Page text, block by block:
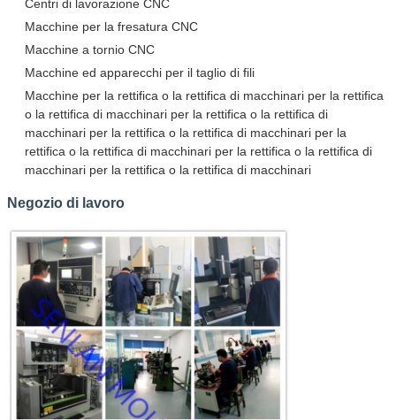
Centri di lavorazione CNC
Macchine per la fresatura CNC
Macchine a tornio CNC
Macchine ed apparecchi per il taglio di fili
Macchine per la rettifica o la rettifica di macchinari per la rettifica
o la rettifica di macchinari per la rettifica o la rettifica di
macchinari per la rettifica o la rettifica di macchinari per la
rettifica o la rettifica di macchinari per la rettifica o la rettifica di
macchinari per la rettifica o la rettifica di macchinari
Negozio di lavoro